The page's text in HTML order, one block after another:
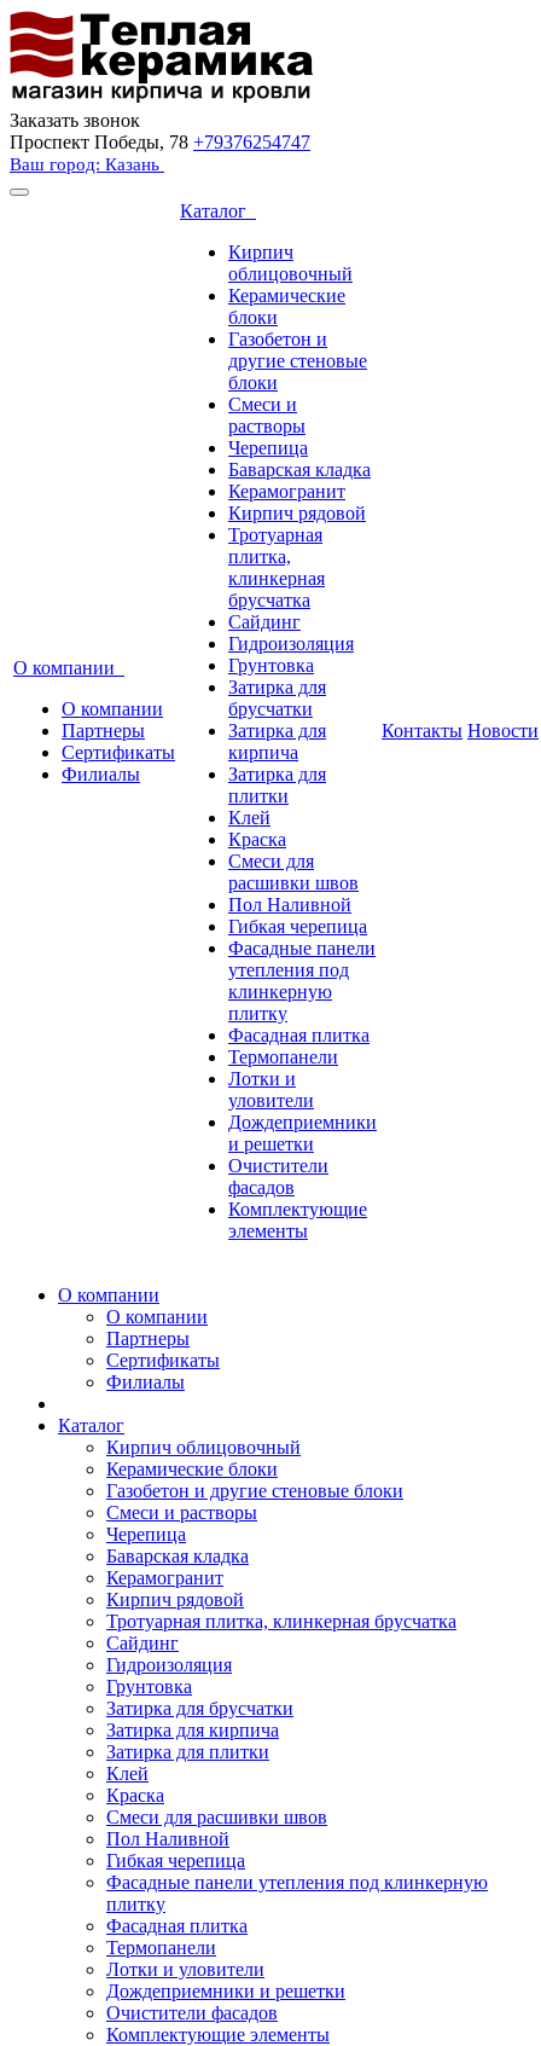
Заказать звонок
Проспект Победы, 78 +79376254747
Ваш город: Казань
О компании
О компании
Партнеры
Сертификаты
Филиалы
Каталог
Кирпич
облицовочный
Керамические
блоки
Газобетон и
другие стеновые
блоки
Смеси и
растворы
Черепица
Баварская кладка
Керамогранит
Кирпич рядовой
Тротуарная
плитка,
клинкерная
брусчатка
Сайдинг
Гидроизоляция
Грунтовка
Затирка для
брусчатки
Затирка для
кирпича
Затирка для
плитки
Клей
Краска
Смеси для
расшивки швов
Пол Наливной
Гибкая черепица
Фасадные панели
утепления под
клинкерную
плитку
Фасадная плитка
Термопанели
Лотки и
уловители
Дождеприемники
и решетки
Очистители
фасадов
Комплектующие
элементы
Контакты Новости
О компании
О компании
Партнеры
Сертификаты
Филиалы
Каталог
Кирпич облицовочный
Керамические блоки
Газобетон и другие стеновые блоки
Смеси и растворы
Черепица
Баварская кладка
Керамогранит
Кирпич рядовой
Тротуарная плитка, клинкерная брусчатка
Сайдинг
Гидроизоляция
Грунтовка
Затирка для брусчатки
Затирка для кирпича
Затирка для плитки
Клей
Краска
Смеси для расшивки швов
Пол Наливной
Гибкая черепица
Фасадные панели утепления под клинкерную
плитку
Фасадная плитка
Термопанели
Лотки и уловители
Дождеприемники и решетки
Очистители фасадов
Комплектующие элементы